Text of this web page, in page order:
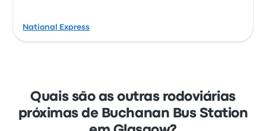
National Express
Quais são as outras rodoviárias
próximas de Buchanan Bus Station